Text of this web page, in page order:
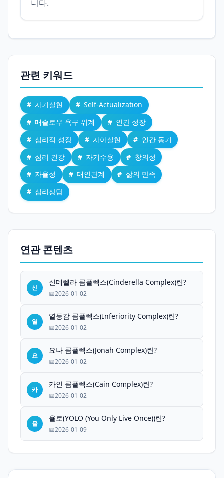
니다.
관련 키워드
자기실현
Self-Actualization
매슬로우 욕구 위계
인간 성장
심리적 성장
자아실현
인간 동기
심리 건강
자기수용
창의성
자율성
대인관계
삶의 만족
심리상담
연관 콘텐츠
신
신데렐라 콤플렉스(Cinderella Complex)란?
2026-01-02
열
열등감 콤플렉스(Inferiority Complex)란?
2026-01-02
요
요나 콤플렉스(Jonah Complex)란?
2026-01-02
카
카인 콤플렉스(Cain Complex)란?
2026-01-02
욜
욜로(YOLO (You Only Live Once))란?
2026-01-09